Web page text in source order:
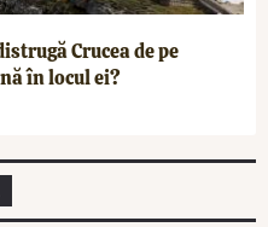
Crucea de pe
în locul ei?